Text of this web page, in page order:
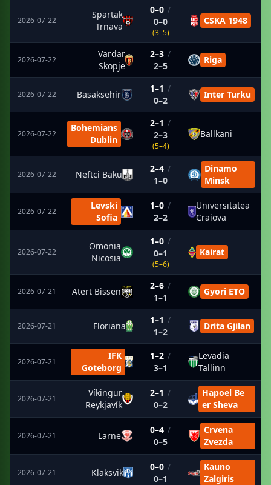
2026-07-22
Spartak
Trnava
0–0 /
0–0
(3–5)
CSKA 1948
2026-07-22
Vardar
Skopje
2–3 /
2–5
Riga
2026-07-22 Basaksehir
1–1 /
0–2
Inter Turku
2026-07-22
Bohemians
Dublin
2–1 /
2–3
(5–4)
Ballkani
2026-07-22 Neftci Baku
2–4 /
1–0
Dinamo
Minsk
2026-07-22
Levski
Sofia
1–0 /
2–2
Universitatea
Craiova
2026-07-22
Omonia
Nicosia
1–0 /
0–1
(5–6)
Kairat
2026-07-21 Atert Bissen
2–6 /
1–1
Gyori ETO
2026-07-21 Floriana
1–1 /
1–2
Drita Gjilan
2026-07-21
IFK
Goteborg
1–2 /
3–1
Levadia
Tallinn
2026-07-21
Víkingur
Reykjavík
2–1 /
0–2
Hapoel Be
er Sheva
2026-07-21 Larne
0–4 /
0–5
Crvena
Zvezda
2026-07-21 Klaksvik
0–0 /
0–1
Kauno
Zalgiris